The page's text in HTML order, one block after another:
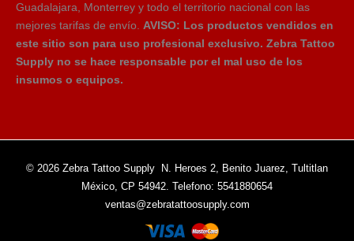
Guadalajara, Monterrey y todo el territorio nacional con las
mejores tarifas de envío. AVISO: Los productos vendidos en
este sitio son para uso profesional exclusivo. Zebra Tattoo
Supply no se hace responsable por el mal uso de los
insumos o equipos.
© 2026 Zebra Tattoo Supply N. Heroes 2, Benito Juarez, Tultitlan
México, CP 54942. Telefono: 5541880654
ventas@zebratattoosupply.com